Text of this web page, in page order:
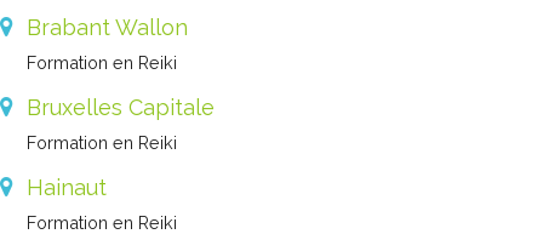
Brabant Wallon
Formation en Reiki
Bruxelles Capitale
Formation en Reiki
Hainaut
Formation en Reiki